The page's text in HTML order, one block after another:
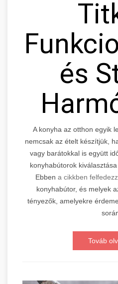
és
A konyha az otthon egyik
nemcsak az ételt készítjük,
vagy barátokkal is együtt
konyhabútorok
Ebben a cikkben
konyhabútor, és melyek
tényezők, amelyekre
Továb